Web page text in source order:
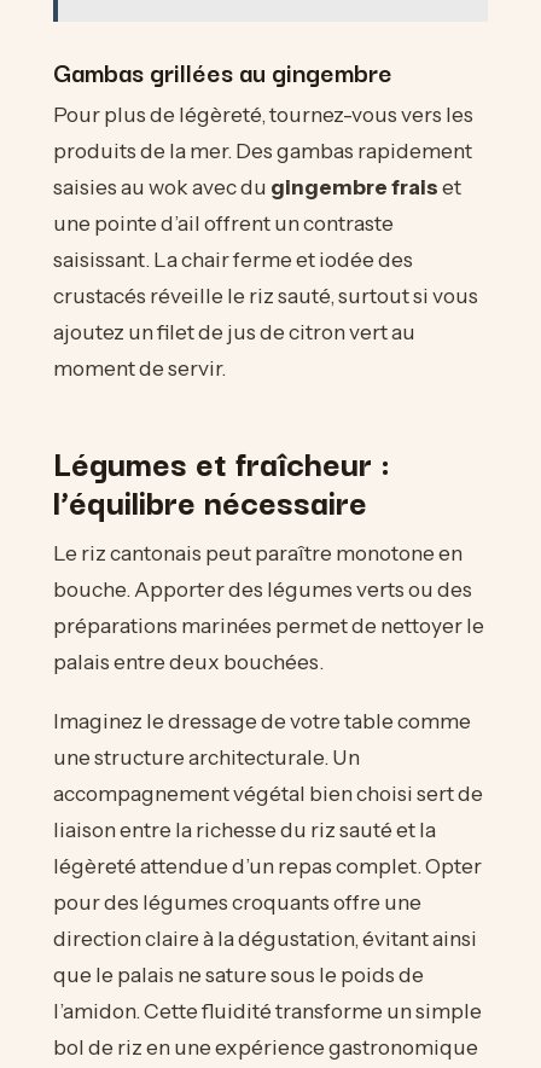
Gambas grillées au gingembre
Pour plus de légèreté, tournez-vous vers les
produits de la mer. Des gambas rapidement
saisies au wok avec du gingembre fraiset
une pointe d’ail offrent un contraste
saisissant. La chair ferme et iodée des
crustacés réveille le riz sauté, surtout si vous
ajoutez un filet de jus de citron vert au
moment de servir.
Légumes et fraîcheur :
l’équilibre nécessaire
Le riz cantonais peut paraître monotone en
bouche. Apporter des légumes verts ou des
préparations marinées permet de nettoyer le
palais entre deux bouchées.
Imaginez le dressage de votre table comme
une structure architecturale. Un
accompagnement végétal bien choisi sert de
liaison entre la richesse du riz sauté et la
légèreté attendue d’un repas complet. Opter
pour des légumes croquants offre une
direction claire à la dégustation, évitant ainsi
que le palais ne sature sous le poids de
l’amidon. Cette fluidité transforme un simple
bol de riz en une expérience gastronomique